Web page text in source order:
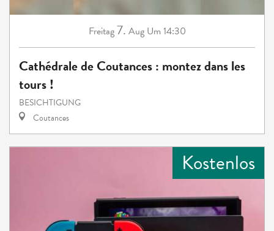
Freitag7. Aug Um 14:30
Cathédrale de Coutances : montez dans les
tours !
BESICHTIGUNG
Coutances
Kostenlos